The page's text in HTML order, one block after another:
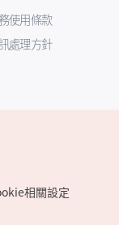
使用條款
處理方針
相關設定